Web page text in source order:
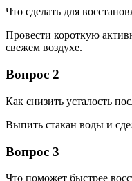
Что сделать для
Провести короткую
свежем воздухе.
Вопрос 2
Как снизить усталость
Выпить стакан воды и
Вопрос 3
Что поможет быстрее